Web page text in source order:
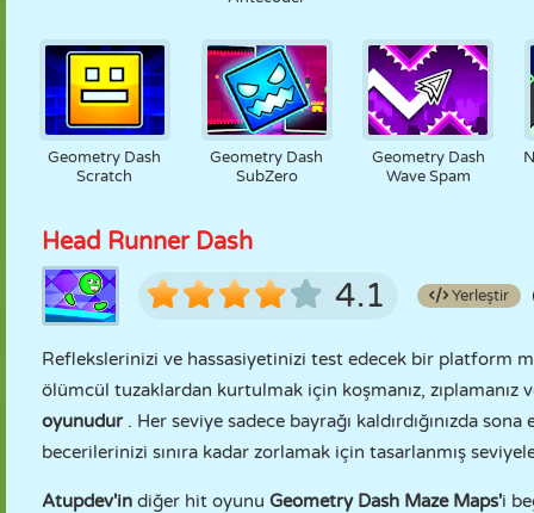
Geometry Dash
Scratch
Geometry Dash
SubZero
Geometry Dash
Wave Spam
Head Runner Dash
4.1 Yerleştir
Reflekslerinizi ve hassasiyetinizi test edecek bir platform
ölümcül tuzaklardan kurtulmak için koşmanız, zıplamanız
oyunudur . Her seviye sadece bayrağı kaldırdığınızda
becerilerinizi sınıra kadar zorlamak için tasarlanmış
Atupdev'in diğer hit oyunu Geometry Dash Maze Maps'i